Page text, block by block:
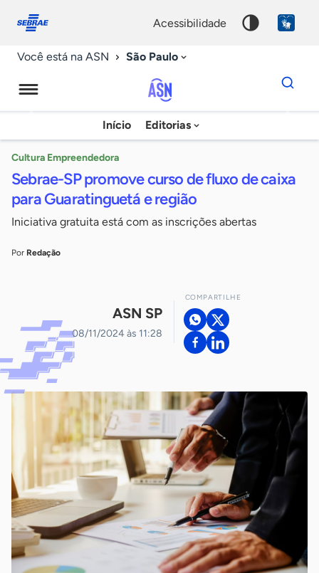
conosco
acessibilidade
Você está na ASN São Paulo
Agência
Sebrae
Notícias
Início Editorias
Dados
para
chave
Cultura Empreendedora
Sebrae-SP promove curso de fluxo de caixa
para Guaratinguetá e região
Iniciativa gratuita está com as inscrições abertas
Por Redação
ASN SP
08/11/2024 às 11:28
COMPARTILHE